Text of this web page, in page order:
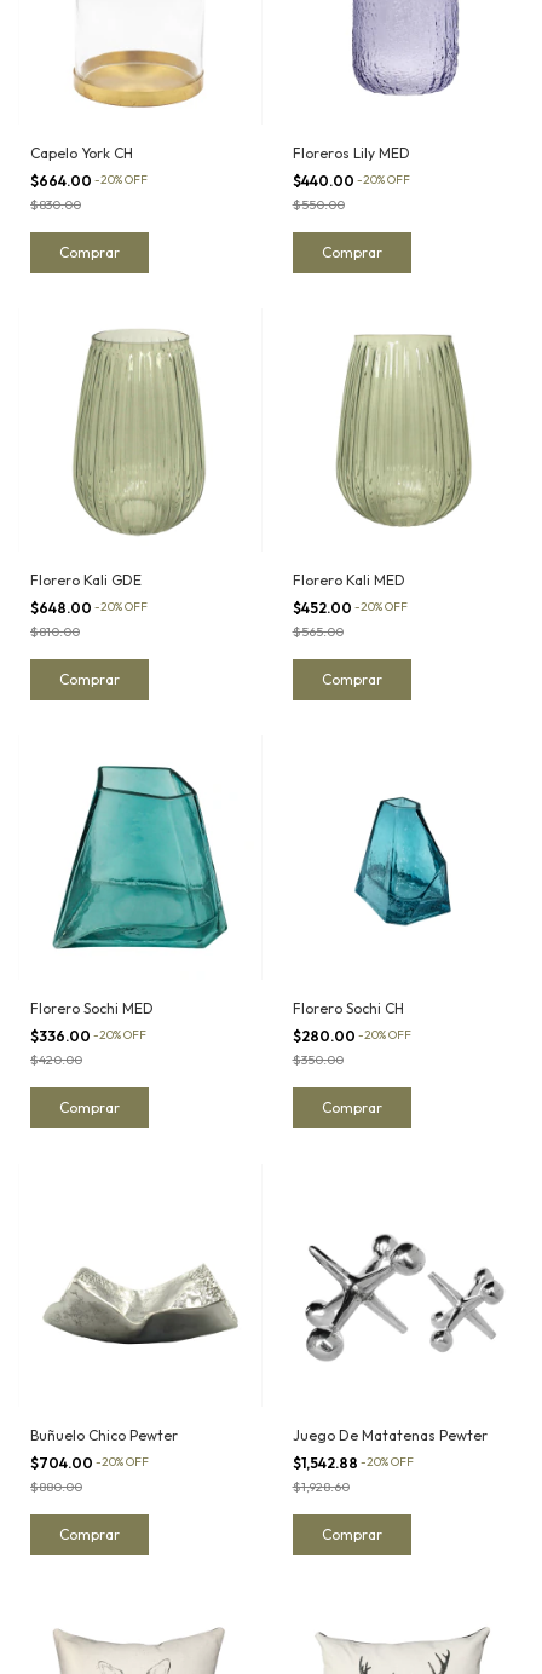
Capelo York CH
$664.00 -20%OFF
$830.00
Floreros Lily MED
$440.00 -20%OFF
$550.00
Florero Kali GDE
$648.00 -20%OFF
$810.00
Florero Kali MED
$452.00 -20%OFF
$565.00
Florero Sochi MED
$336.00 -20%OFF
$420.00
Florero Sochi CH
$280.00 -20%OFF
$350.00
Buñuelo Chico Pewter
$704.00 -20%OFF
$880.00
Juego De Matatenas Pewter
$1,542.88 -20%OFF
$1,928.60